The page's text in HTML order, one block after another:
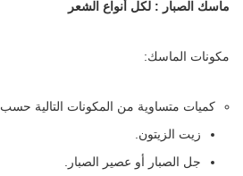
ماسك الصبار : لكل أنواع الشعر
مكونات الماسك:
كميات متساوية من المكونات التالية
زيت الزيتون.
جل الصبار أو عصير الصبار.